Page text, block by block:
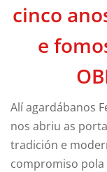
cinco
e
Alí agardábanos
nos abriu as
tradición e
compromiso pola